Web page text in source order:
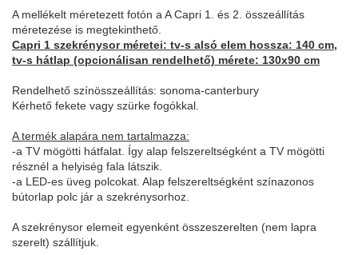
A mellékelt méretezett fotón a A Capri 1. és 2. összeállítás
méretezése is megtekinthető.
Capri 1 szekrénysor méretei: tv-s alsó elem hossza: 140 cm,
tv-s hátlap (opcionálisan rendelhető) mérete: 130x90 cm
Rendelhető színösszeállítás: sonoma-canterbury
Kérhető fekete vagy szürke fogókkal.
A termék alapára nem tartalmazza:
-a TV mögötti hátfalat. Így alap felszereltségként a TV mögötti
résznél a helyiség fala látszik.
-a LED-es üveg polcokat. Alap felszereltségként színazonos
bútorlap polc jár a szekrénysorhoz.
A szekrénysor elemeit egyenként összeszerelten (nem lapra
szerelt) szállítjuk.